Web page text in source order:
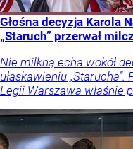
Głośna decyzja Karola
„Staruch” przerwał
Nie milkną echa wokół
ułaskawieniu
Legii Warszawa właśnie